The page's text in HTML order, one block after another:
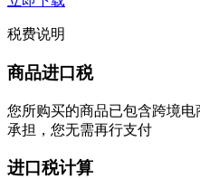
税费说明
商品进口税
您所购买的商品已包含跨境
承担，您无需再行支付
进口税计算